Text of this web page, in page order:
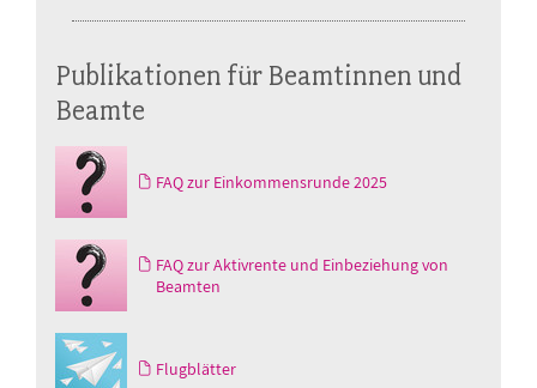
Publikationen für Beamtinnen und
Beamte
FAQ zur Einkommensrunde 2025
FAQ zur Aktivrente und Einbeziehung von
Beamten
Flugblätter